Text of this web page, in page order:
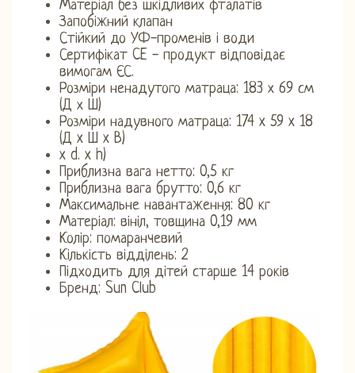
Матеріал без шкідливих фталатів
Запобіжний клапан
Стійкий до УФ-променів і води
Сертифікат CE - продукт відповідає
вимогам ЄС.
Розміри ненадутого матраца: 183 х 69 см
(Д х Ш)
Розміри надувного матраца: 174 x 59 x 18
(Д x Ш x В)
x d. x h)
Приблизна вага нетто: 0,5 кг
Приблизна вага брутто: 0,6 кг
Максимальне навантаження: 80 кг
Матеріал: вініл, товщина 0,19 мм
Колір: помаранчевий
Кількість відділень: 2
Підходить для дітей старше 14 років
Бренд: Sun Club